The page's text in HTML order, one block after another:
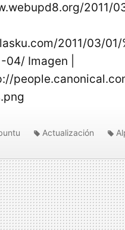
2011/03/01/
Imagen |
Actualización